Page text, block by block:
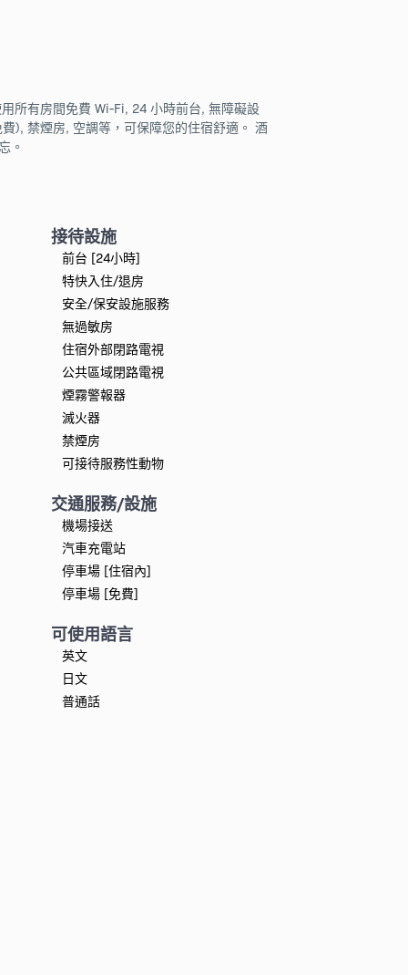
所有房間免費 Wi-Fi, 24 小時前台, 無障礙設
), 禁煙房, 空調等，可保障您的住宿舒適。 酒
。
接待設施
前台 [24小時]
特快入住/退房
安全/保安設施服務
無過敏房
住宿外部閉路電視
公共區域閉路電視
煙霧警報器
滅火器
禁煙房
可接待服務性動物
交通服務/設施
機場接送
汽車充電站
停車場 [住宿內]
停車場 [免費]
可使用語言
英文
日文
普通話